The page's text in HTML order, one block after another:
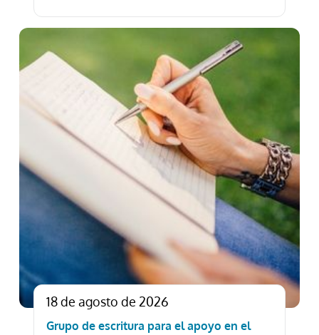
18 de agosto de 2026
Grupo de escritura para el apoyo en el